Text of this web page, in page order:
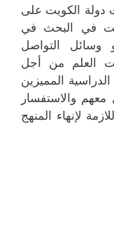
دولة الكويت على
في البحث في
وسائل التواصل
العلم من أجل
المميزين
معهم والاستفسار
لإنهاء المنهج